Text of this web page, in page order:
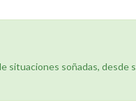
soñadas, desde